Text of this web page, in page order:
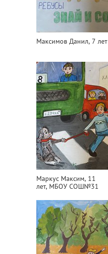
Максимов Данил, 7 лет
Маркус Максим, 11
лет, МБОУ СОШ№31